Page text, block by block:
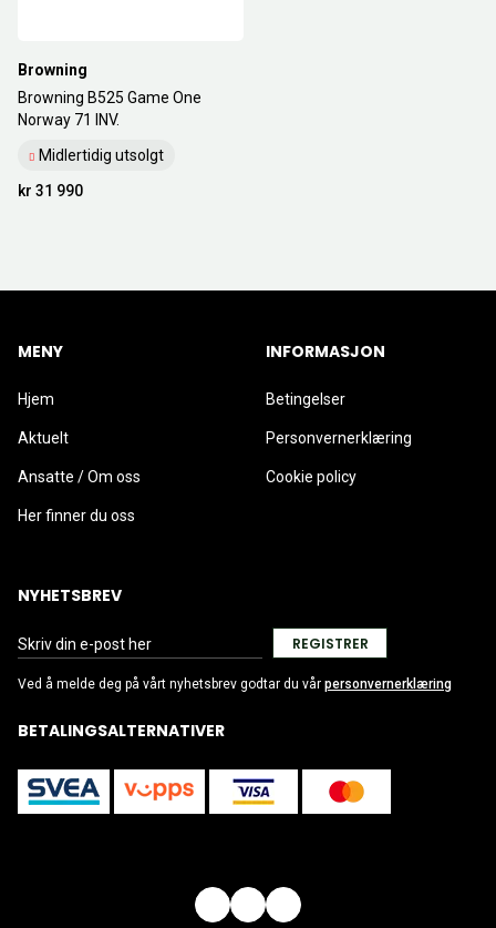
Browning
Browning B525 Game One
Norway 71 INV.
Midlertidig utsolgt
kr 31 990
MENY
Hjem
Aktuelt
Ansatte / Om oss
Her finner du oss
INFORMASJON
Betingelser
Personvernerklæring
Cookie policy
NYHETSBREV
REGISTRER
Ved å melde deg på vårt nyhetsbrev godtar du vår personvernerklæring
BETALINGSALTERNATIVER